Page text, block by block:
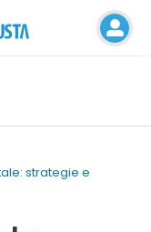
strategie e